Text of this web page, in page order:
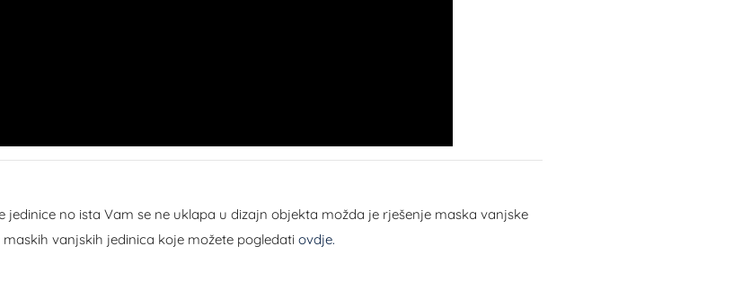
no ista Vam se ne uklapa u dizajn objekta možda je rješenje maska vanjske
vanjskih jedinica koje možete pogledati ovdje.